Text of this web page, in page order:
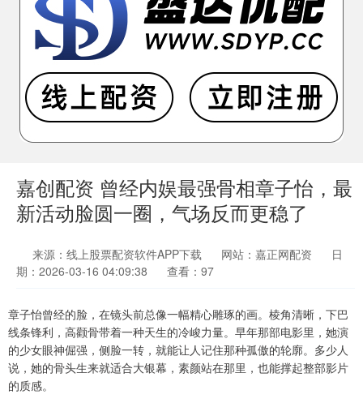
嘉创配资 曾经内娱最强骨相章子怡，最
新活动脸圆一圈，气场反而更稳了
来源：线上股票配资软件APP下载 网站：嘉正网配资
日
期：2026-03-16 04:09:38
查看：97
章子怡曾经的脸，在镜头前总像一幅精心雕琢的画。棱角清晰，下巴
线条锋利，高颧骨带着一种天生的冷峻力量。早年那部电影里，她演
的少女眼神倔强，侧脸一转，就能让人记住那种孤傲的轮廓。多少人
说，她的骨头生来就适合大银幕，素颜站在那里，也能撑起整部影片
的质感。